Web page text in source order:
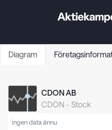
Diagram
CDON AB
CDON - Stock
ingen data ännu